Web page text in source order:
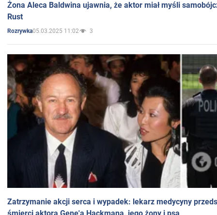
Żona Aleca Baldwina ujawnia, że aktor miał myśli
Rust
Rozrywka05.03.2025 11:02 3
Zatrzymanie akcji serca i wypadek: lekarz medycyny